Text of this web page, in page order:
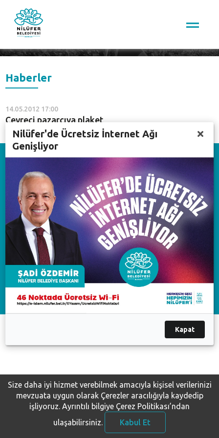
Haberler
14.05.2012 17:00
Çevreci pazarcıya plaket
Çağrı Merkezi
444 16 03
Nilüfer Belediyesi. Copyright ©2020 Tüm Hakları Saklıdır.
KVKK Bilgilendirme-Başvuru
Download on the
App Store
Available on the
Google Play
Available on the
AppGallery
Nilüfer'de Ücretsiz İnternet Ağı
Genişliyor
Kapat
Size daha iyi hizmet verebilmek amacıyla kişisel verilerinizi
mevzuata uygun olarak Çerezler aracılığıyla kaydedip
işliyoruz. Ayrıntılı bilgiye Çerez Politikası’ndan
ulaşabilirsiniz.
Kabul Et